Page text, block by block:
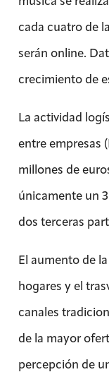
cada cuatro de
serán online.
crecimiento de
La actividad
entre empresas
millones de
únicamente un
dos terceras
El aumento de
hogares y el
canales
de la mayor
percepción de